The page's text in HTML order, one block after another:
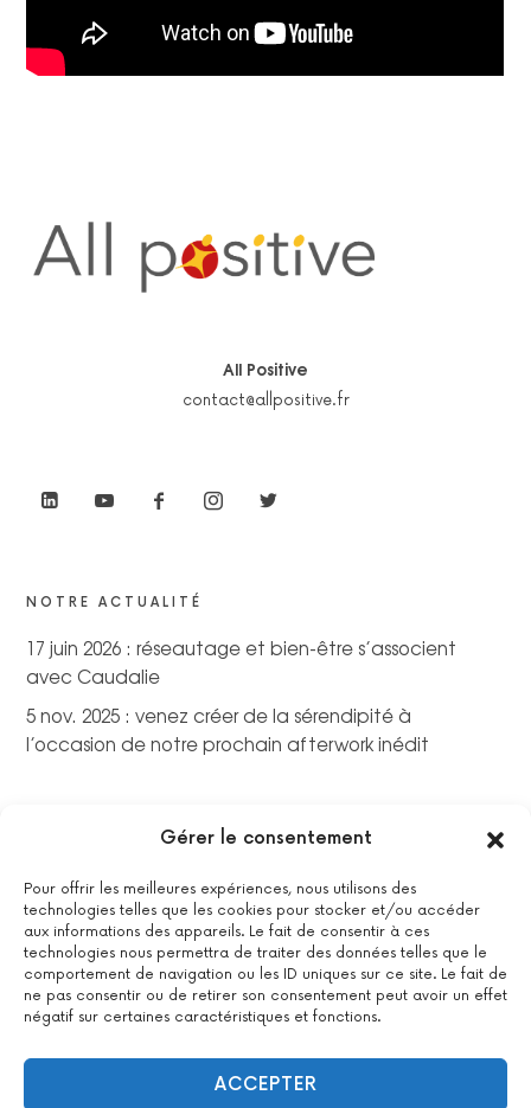
Gérer le consentement
Pour offrir les meilleures expériences, nous utilisons des
technologies telles que les cookies pour stocker et/ou accéder
aux informations des appareils. Le fait de consentir à ces
technologies nous permettra de traiter des données telles que le
comportement de navigation ou les ID uniques sur ce site. Le fait de
ne pas consentir ou de retirer son consentement peut avoir un effet
négatif sur certaines caractéristiques et fonctions.
ACCEPTER
All Positive
contact@allpositive.fr
NOTRE ACTUALITÉ
17 juin 2026 : réseautage et bien-être s’associent
avec Caudalie
5 nov. 2025 : venez créer de la sérendipité à
l’occasion de notre prochain afterwork inédit
La certification qualité a été délivrée au titre de la catégorie
suivante : actions de formations.Voir le certificat